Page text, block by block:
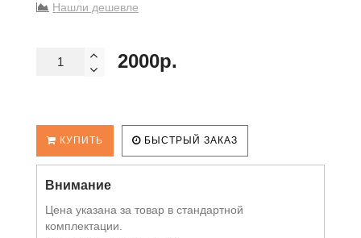
Нашли дешевле
2000р.
КУПИТЬ БЫСТРЫЙ ЗАКАЗ
Внимание
Цена указана за товар в стандартной
комплектации.